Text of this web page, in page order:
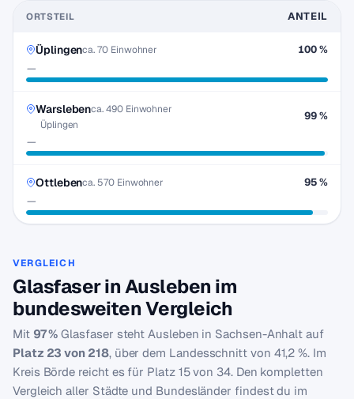
ORTSTEIL ANTEIL
Üplingenca. 70 Einwohner
—
100 %
Warslebenca. 490 Einwohner
Üplingen
—
99 %
Ottlebenca. 570 Einwohner
—
95 %
VERGLEICH
Glasfaser in Ausleben im
bundesweiten Vergleich
Mit 97 % Glasfaser steht Ausleben in Sachsen-Anhalt auf
Platz 23 von 218, über dem Landesschnitt von 41,2 %. Im
Kreis Börde reicht es für Platz 15 von 34. Den kompletten
Vergleich aller Städte und Bundesländer findest du im